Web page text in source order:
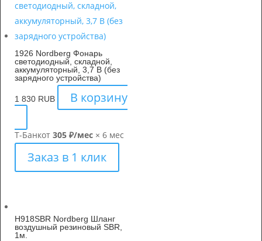
1926 Nordberg Фонарь
светодиодный, складной,
аккумуляторный, 3,7 В (без
зарядного устройства)
1 830 RUB В корзину
Т-Банкот 305 ₽/мес × 6 мес
Заказ в 1 клик
H918SBR Nordberg Шланг
воздушный резиновый SBR,
1м.